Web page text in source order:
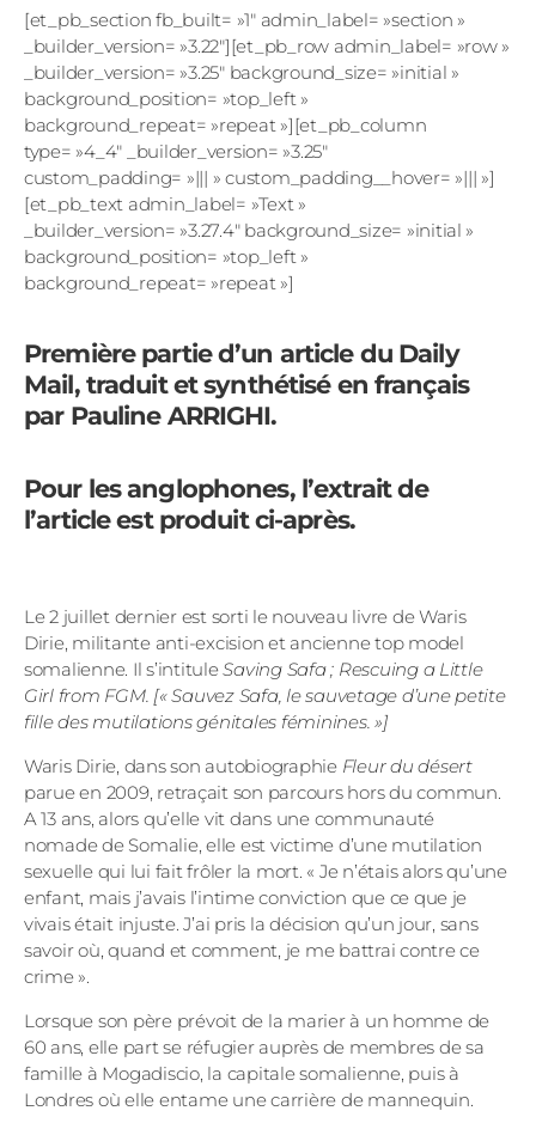
[et_pb_section fb_built= »1″ admin_label= »section »
_builder_version= »3.22″][et_pb_row admin_label= »row »
_builder_version= »3.25″ background_size= »initial »
background_position= »top_left »
background_repeat= »repeat »][et_pb_column
type= »4_4″ _builder_version= »3.25″
custom_padding= »||| » custom_padding__hover= »||| »]
[et_pb_text admin_label= »Text »
_builder_version= »3.27.4″ background_size= »initial »
background_position= »top_left »
background_repeat= »repeat »]
Première partie d’un article du Daily
Mail, traduit et synthétisé en français
par Pauline ARRIGHI.
Pour les anglophones, l’extrait de
l’article est produit ci-après.
Le 2 juillet dernier est sorti le nouveau livre de Waris
Dirie, militante anti-excision et ancienne top model
somalienne. Il s’intituleSaving Safa ; Rescuing a Little
Girl from FGM. [« Sauvez Safa, le sauvetage d’une petite
fille des mutilations génitales féminines. »]
Waris Dirie, dans son autobiographie Fleur du désert
parue en 2009, retraçait son parcours hors du commun.
A 13 ans, alors qu’elle vit dans une communauté
nomade de Somalie, elle est victime d’une mutilation
sexuelle qui lui fait frôler la mort. « Je n’étais alors qu’une
enfant, mais j’avais l’intime conviction que ce que je
vivais était injuste. J’ai pris la décision qu’un jour, sans
savoir où, quand et comment, je me battrai contre ce
crime ».
Lorsque son père prévoit de la marier à un homme de
60 ans, elle part se réfugier auprès de membres de sa
famille à Mogadiscio, la capitale somalienne, puis à
Londres où elle entame une carrière de mannequin.